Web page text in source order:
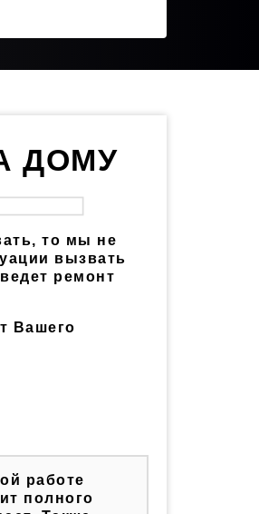
ДОМУ
то мы не
вызвать
ремонт
Вашего
работе
полного